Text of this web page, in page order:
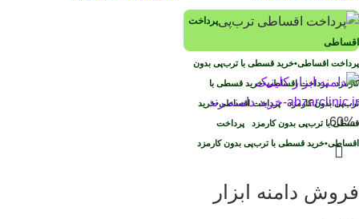
پرداخت
اقساطی
پرداخت اقساطی•خرید قسطی با ترب‌پی بدون
کارمزدپرداخت اقساطی•خرید قسطی با
ترب‌پی بدون کارمزدپرداخت اقساطی•خرید
قسطی با ترب‌پی بدون کارمزد پرداخت
اقساطی•خرید قسطی با ترب‌پی بدون کارمزد
-60%
فروش دامنه ابزار